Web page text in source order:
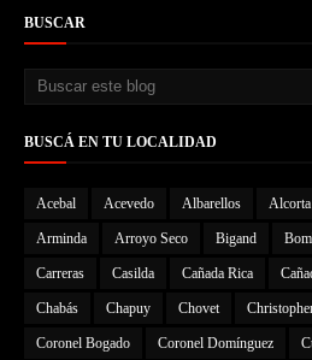
BUSCAR
BUSCÁ EN TU LOCALIDAD
Acebal Acevedo Albarellos Alcorta
Arminda Arroyo Seco Bigand
Carreras Casilda Cañada Rica
Chabás Chapuy Chovet
Coronel Bogado Coronel Domínguez